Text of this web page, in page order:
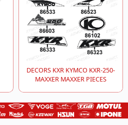
DECORS KXR KYMCO KXR-250-
MAXXER MAXXER PIECES